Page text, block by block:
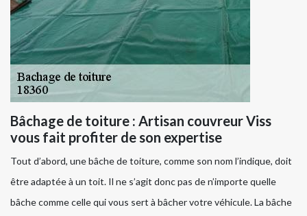
Bâchage de toiture : Artisan couvreur Viss
vous fait profiter de son expertise
Tout d’abord, une bâche de toiture, comme son nom l’indique, doit
être adaptée à un toit. Il ne s’agit donc pas de n’importe quelle
bâche comme celle qui vous sert à bâcher votre véhicule. La bâche